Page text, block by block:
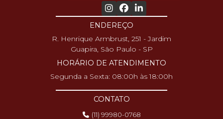
ENDEREÇO
R. Henrique Armbrust, 251 - Jardim
Guapira, São Paulo - SP
HORÁRIO DE ATENDIMENTO
Segunda a Sexta: 08:00h às 18:00h
CONTATO
(11) 99980-0768